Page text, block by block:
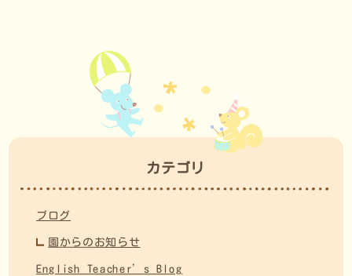
カテゴリ
ブログ
園からのお知らせ
English Teacher’s Blog